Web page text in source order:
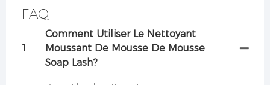
FAQ
1
Comment Utiliser Le Nettoyant
Moussant De Mousse De Mousse
Soap Lash?